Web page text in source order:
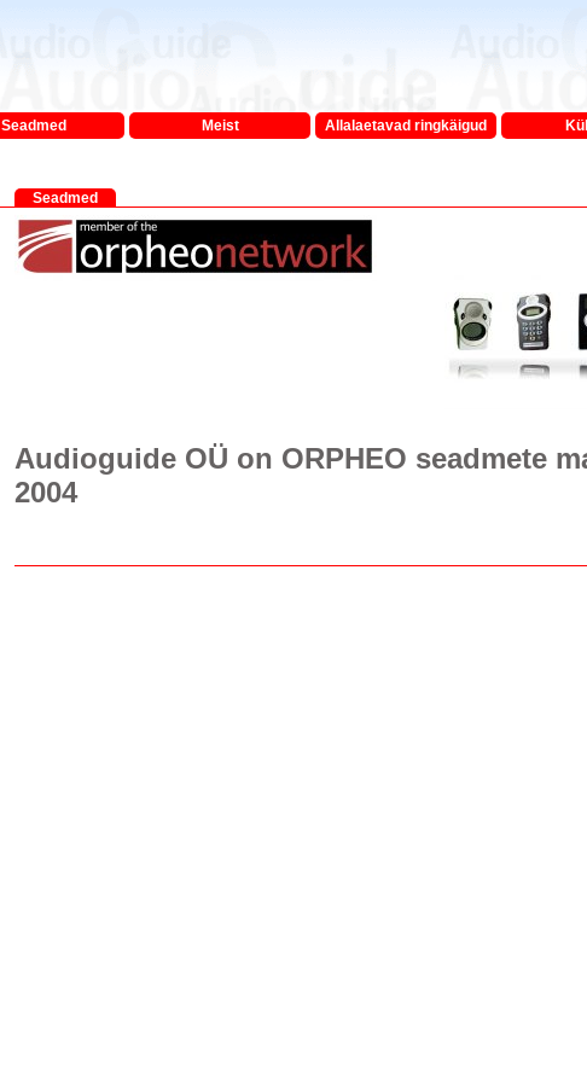
Seadmed Meist Allalaetavad ringkäigud
Seadmed
Audioguide OÜ on ORPHEO seadmete
2004